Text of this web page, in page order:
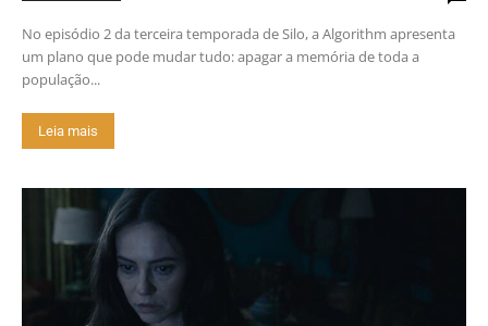
No episódio 2 da terceira temporada de Silo, a Algorithm apresenta
um plano que pode mudar tudo: apagar a memória de toda a
população...
Leia mais